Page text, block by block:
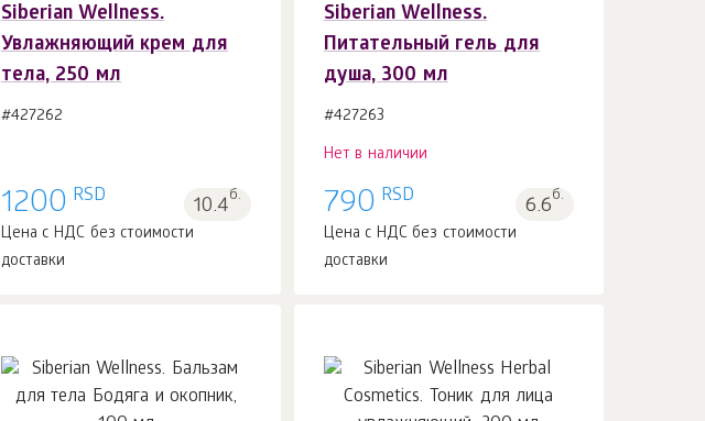
Siberian Wellness.
Увлажняющий крем для
тела, 250 мл
#427262
1200 RSD 10.4б.
Цена с НДС без стоимости
доставки
В корзину 1шт.
Siberian Wellness.
Питательный гель для
душа, 300 мл
#427263
Нет в наличии
790 RSD 6.6б.
Цена с НДС без стоимости
доставки